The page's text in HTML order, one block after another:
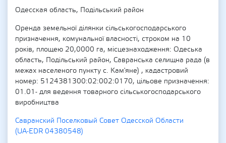
Одесская область, Подільський район
Оренда земельної ділянки сільськогосподарського
призначення, комунальної власності, строком на 10
років, площею 20,0000 га, місцезнаходження: Одеська
область, Подільський район, Савранська селищна рада (в
межах населеного пункту с. Кам'яне) , кадастровий
номер: 5124381300:02:002:0170, цільове призначення:
01.01- для ведення товарного сільськогосподарського
виробництва
Савранский Поселковый Совет Одесской Области
(UA-EDR 04380548)